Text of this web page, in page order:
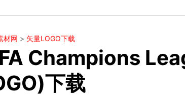
材网 > 矢量LOGO下载
Champions
下载